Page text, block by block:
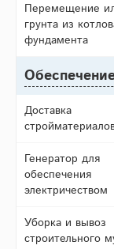
Перемещение
грунта из
фундамента
Доставка
Генератор для
обеспечения
электричеством
Уборка и вывоз
строительного